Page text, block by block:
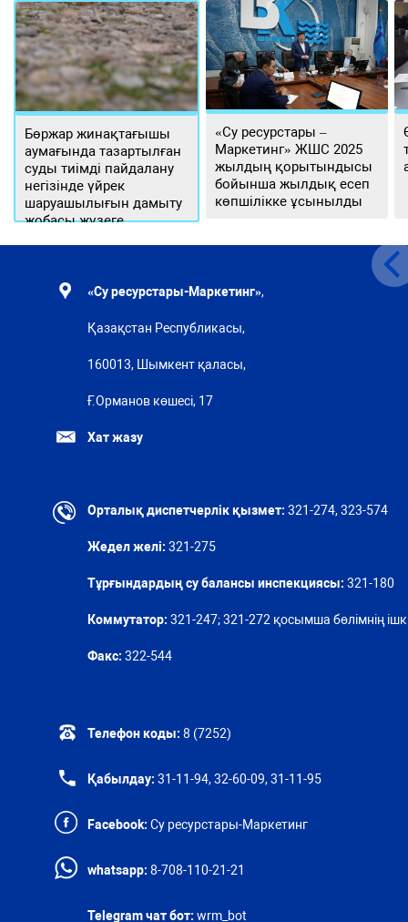
Бөржар жинақтағышы
аумағында тазартылған
суды тиімді пайдалану
негізінде үйрек
шаруашылығын дамыту
жобасы жүзеге
«Су ресурстары –
Маркетинг» ЖШС 2025
жылдың қорытындысы
бойынша жылдық есеп
көпшілікке ұсынылды
«Су ресурстары-Маркетинг»,
Қазақстан Республикасы,
160013, Шымкент қаласы,
Ғ.Орманов көшесі, 17
Хат жазу
Орталық диспетчерлік қызмет: 321-274, 323-574
Жедел желі: 321-275
Тұрғындардың су балансы инспекциясы: 321-180
Коммутатор: 321-247; 321-272 қосымша бөлімнің ішкі
Факс: 322-544
Телефон коды: 8 (7252)
Қабылдау: 31-11-94, 32-60-09, 31-11-95
Facebook: Су ресурстары-Маркетинг
whatsapp: 8-708-110-21-21
Telegram чат бот: wrm_bot